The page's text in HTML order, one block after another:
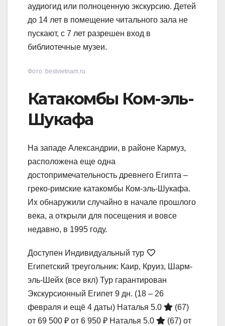
аудиогид или полноценную экскурсию. Детей
до 14 лет в помещение читального зала не
пускают, с 7 лет разрешен вход в
библиотечные музеи.
Фото: bestvietnam.ru
Катакомбы Ком-эль-
Шукафа
На западе Александрии, в районе Кармуз,
расположена еще одна
достопримечательность древнего Египта –
греко-римские катакомбы Ком-эль-Шукафа.
Их обнаружили случайно в начале прошлого
века, а открыли для посещения и вовсе
недавно, в 1995 году.
Доступен Индивидуальный тур
Египетский треугольник: Каир, Круиз, Шарм-
эль-Шейх (все вкл) Тур гарантирован
Экскурсионный Египет 9 дн. (18 – 26
февраля и ещё 4 даты) Наталья 5.0
(67)
от 69 500 ₽ от 6 950 ₽ Наталья 5.0 (67) от